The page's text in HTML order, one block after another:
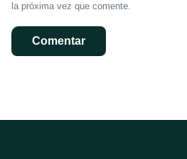
la próxima vez que comente.